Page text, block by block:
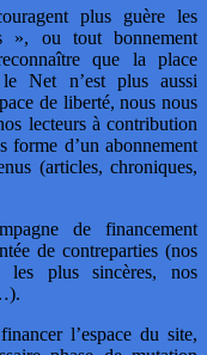
plus guère les
», ou tout bonnement
que la place
Net n’est plus aussi
de liberté, nous nous
lecteurs à contribution
forme d’un abonnement
(articles, chroniques,
de financement
de contreparties (nos
les plus sincères, nos
l’espace du site,